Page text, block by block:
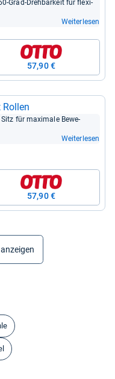
​Grad-​Dreh­bar­keit für fle­xi­
Weiterlesen
57,90 €
Sitz für maxi­male Bewe­
Weiterlesen
57,90 €